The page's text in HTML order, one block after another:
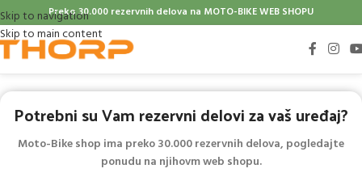
Skip to navigation
Skip to main content
Preko 30.000 rezervnih delova na MOTO-BIKE WEB SHOPU
Potrebni su Vam rezervni delovi za vaš uređaj?
Moto-Bike shop ima preko 30.000 rezervnih delova, pogledajte
ponudu na njihovm web shopu.